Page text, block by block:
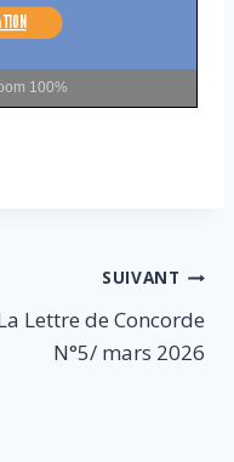
100%
SUIVANT
Lettre de Concorde
N°5/ mars 2026